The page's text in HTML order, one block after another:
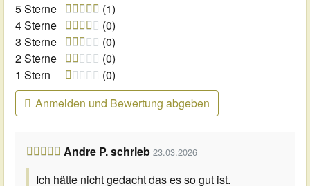
5 Sterne
(1)
4 Sterne
(0)
3 Sterne
(0)
2 Sterne
(0)
1 Stern
(0)
Anmelden und Bewertung abgeben
Andre P. schrieb 23.03.2026
Ich hätte nicht gedacht das es so gut ist.